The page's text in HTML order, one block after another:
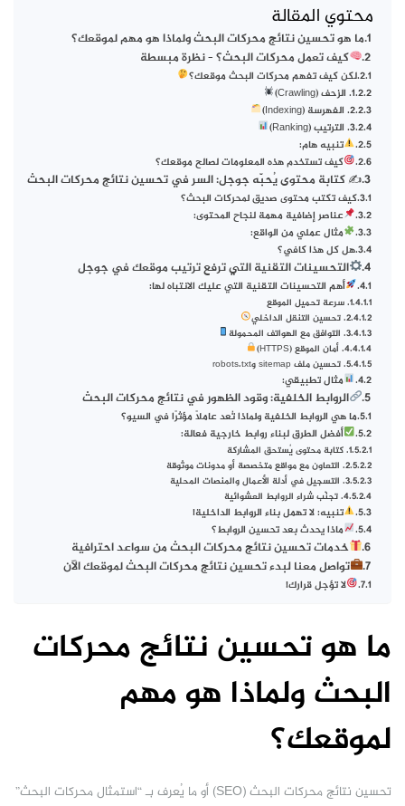
محتوي المقالة
ما هو تحسين نتائج محركات البحث ولماذا هو مهم لموقعك؟
كيف تعمل محركات البحث؟ – نظرة مبسطة
لكن كيف تفهم محركات البحث موقعك؟
1. الزحف (Crawling)
2. الفهرسة (Indexing)
3. الترتيب (Ranking)
تنبيه هام:
كيف تستخدم هذه المعلومات لصالح موقعك؟
✍️ كتابة محتوى يُحبّه جوجل: السر في تحسين نتائج محركات البحث
كيف تكتب محتوى صديق لمحركات البحث؟
عناصر إضافية مهمة لنجاح المحتوى:
مثال عملي من الواقع:
هل كل هذا كافي؟
التحسينات التقنية التي ترفع ترتيب موقعك في جوجل
أهم التحسينات التقنية التي عليك الانتباه لها:
1. سرعة تحميل الموقع
2. تحسين التنقل الداخلي
3. التوافق مع الهواتف المحمولة
4. أمان الموقع (HTTPS)
5. تحسين ملف sitemap وrobots.txt
مثال تطبيقي:
الروابط الخلفية: وقود الظهور في نتائج محركات البحث
ما هي الروابط الخلفية ولماذا تُعد عاملًا مؤثرًا في السيو؟
أفضل الطرق لبناء روابط خارجية فعالة:
1. كتابة محتوى يُستحق المشاركة
2. التعاون مع مواقع متخصصة أو مدونات موثوقة
3. التسجيل في أدلة الأعمال والمنصات المحلية
4. تجنّب شراء الروابط العشوائية
تنبيه: لا تهمل بناء الروابط الداخلية!
ماذا يحدث بعد تحسين الروابط؟
خدمات تحسين نتائج محركات البحث من سواعد احترافية
تواصل معنا لبدء تحسين نتائج محركات البحث لموقعك الآن
لا تؤجل قرارك!
ما هو تحسين نتائج محركات
البحث ولماذا هو مهم
لموقعك؟
تحسين نتائج محركات البحث (SEO) أو ما يُعرف بـ “استمثال محركات البحث”